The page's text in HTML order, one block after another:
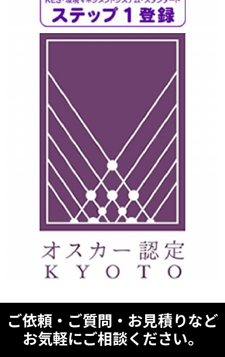
ご依頼・ご質問・お見積りなど
お気軽にご相談ください。